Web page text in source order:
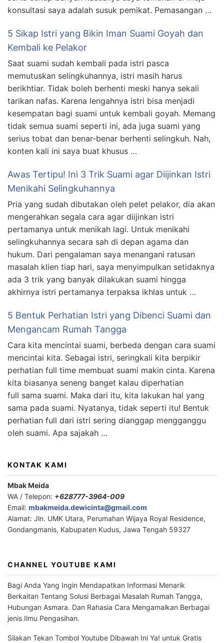
konsultasi saya adalah susuk pemikat. Pemasangan …
5 Sikap Istri yang Bikin Iman Suami Goyah dan
Kembali ke Pelakor
Saat suami sudah kembali pada istri pasca
memutuskan selingkuhannya, istri masih harus
berikhtiar. Tidak boleh berhenti meski hanya sekali
tarikan nafas. Karena lengahnya istri bisa menjadi
kesempatan bagi suami untuk kembali goyah. Memang
tidak semua suami seperti ini, ada juga suami yang
serius tobat dan benar-benar berhenti selingkuh. Nah,
konten kali ini saya buat khusus …
Awas Tertipu! Ini 3 Trik Suami agar Diijinkan Istri
Menikahi Selingkuhannya
Pria yang sudah dibutakan oleh pelet pelakor, dia akan
mengerahkan segala cara agar diijinkan istri
pertamanya untuk menikah lagi. Untuk menikahi
selingkuhannya secara sah di depan agama dan
hukum. Dari pengalaman saya menangani ratusan
masalah klien tiap hari, saya menyimpulkan setidaknya
ada 3 trik yang banyak dilakukan suami hingga
akhirnya istri pertamanya terpaksa ikhlas untuk …
5 Bentuk Perhatian Istri yang Dibenci Suami dan
Mengancam Rumah Tangga
Cara kita mencintai suami, berbeda dengan cara suami
mencintai kita. Sebagai istri, seringkali kita berpikir
perhatian full time membuat suami makin cinta. Karena
kita biasanya seneng banget kalau diperhatian
full sama suami. Maka dari itu, kita lakukan hal yang
sama pada suami. Nyatanya, tidak seperti itu! Bentuk
perhatian full dari istri sering dianggap mengganggu
oleh suami. Apa sajakah …
KONTAK KAMI
Mbak Meida
WA / Telepon: +628777-3964-009
Email: mbakmeida.dewicinta@gmail.com
Alamat: Jln. UMK Utara, Perumahan Wijaya Royal Residence,
Gondangmanis, Kabupaten Kudus, Jawa Tengah 59327
CHANNEL YOUTUBE KAMI
Bagi Anda Yang Ingin Mendapatkan Informasi Menarik
Berkaitan Tentang Solusi Berbagai Masalah Rumah Tangga,
Hubungan Asmara. Dan Rahasia Cara Mengamalkan Berbagai
jenis Ilmu Pengasihan.
Silakan Tekan Tombol Youtube Dibawah Ini Ya! untuk Gratis